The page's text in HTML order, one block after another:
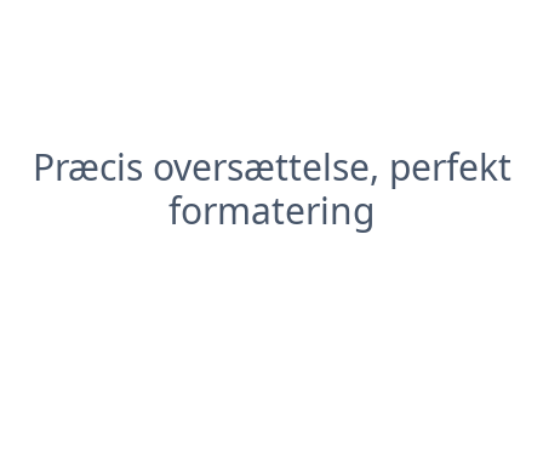
Præcis oversættelse, perfekt
formatering